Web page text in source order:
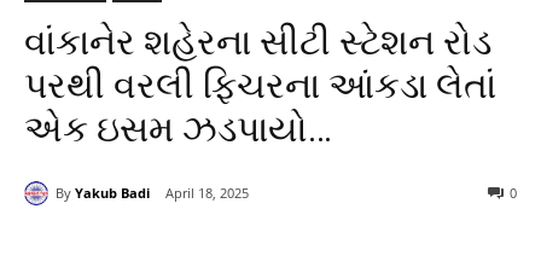
વાંકાનેર શહેરના સીટી સ્ટેશન રોડ
પરથી વરલી ફિચરના આંકડા લેતાં
એક ઇસમ ઝડપાયો…
By Yakub Badi April 18, 2025 0